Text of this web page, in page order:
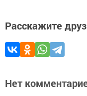
Расскажите
Нет